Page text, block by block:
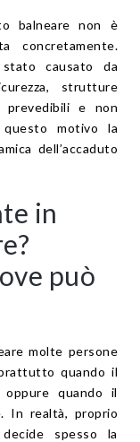
balneare non è
concretamente.
causato da
strutture
prevedibili e non
motivo la
dell’accaduto
in
può
molte persone
quando il
oppure quando il
In realtà, proprio
spesso la